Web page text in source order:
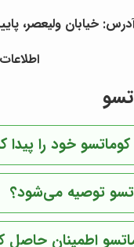
خيابان وليعصر،
اطلاعات
خود را پیدا
توصیه می‌شود؟
اطمینان حاصل